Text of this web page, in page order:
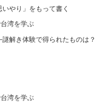
やり」をもって書く
湾を学ぶ
解き体験で得られたものは？
湾を学ぶ